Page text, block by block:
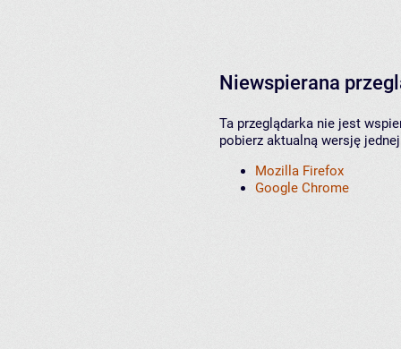
Niewspierana
Ta przeglądarka nie jest
pobierz aktualną wersję
Mozilla Firefox
Google Chrome